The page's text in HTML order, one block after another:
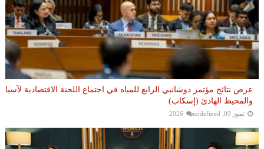
عرض نتائج مؤتمر دوشانبي الرابع للمياه في اجتماع اللجنة الاقتصادية لآسيا
والمحيط الهادئ (إسكاب)
تموز 09, 2026 undefined